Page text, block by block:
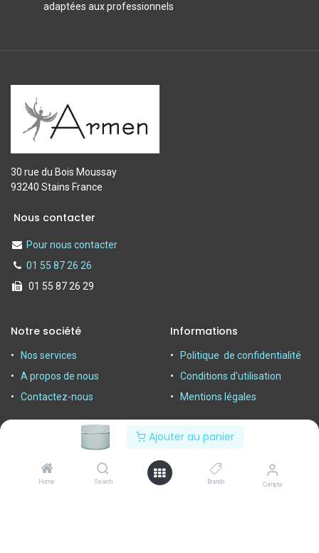
Ajouter au panier
Home Search Brands Compte
adaptées aux professionnels
30 rue du Bois Moussay
93240 Stains France
Nous contacter
Pour nous contacter
01 55 87 26 26
01 55 87 26 29
Notre société
Nos services
A propos de nous
Contactez-nous
Informations
Politique de confidentialité
Conditions d'utilisation
Mentions légales